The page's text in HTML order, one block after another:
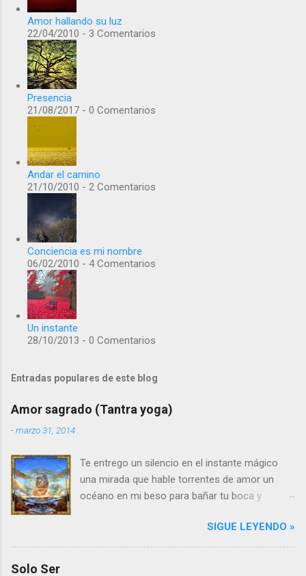
Amor hallando su luz
22/04/2010 - 3 Comentarios
Presencia
21/08/2017 - 0 Comentarios
Andar el camino
21/10/2010 - 2 Comentarios
Conciencia es mi nombre
06/02/2010 - 4 Comentarios
Un instante
28/10/2013 - 0 Comentarios
Entradas populares de este blog
Amor sagrado (Tantra yoga)
-marzo 31, 2014
Te entrego un silencio en el instante mágico
una mirada que hable torrentes de amor un
océano en mi beso para bañar tu boca y
sereno que acaricie el tuyo y te ame con
latidos infinitos En la caricia y en el aroma el
SIGUE LEYENDO »
Solo Ser